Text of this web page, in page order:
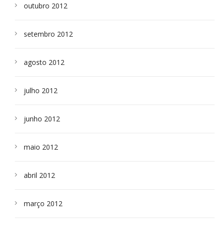
outubro 2012
setembro 2012
agosto 2012
julho 2012
junho 2012
maio 2012
abril 2012
março 2012